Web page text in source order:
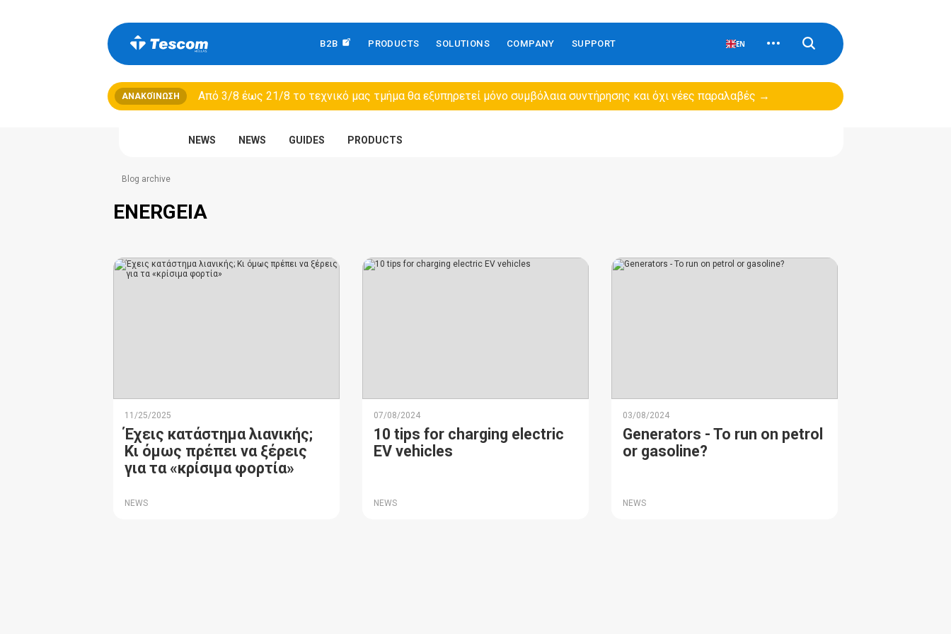
B2B PRODUCTS SOLUTIONS COMPANY SUPPORT EN
ΑΝΑΚΟΊΝΩΣΗ Από 3/8 έως 21/8 τo τεχνικό μας τμήμα θα εξυπηρετεί μόνο συμβόλαια συντήρησης και όχι νέες παραλαβές →
NEWS NEWS GUIDES PRODUCTS
Blog archive
ENERGEIA
11/25/2025
Έχεις κατάστημα λιανικής;
Κι όμως πρέπει να ξέρεις
για τα «κρίσιμα φορτία»
NEWS
07/08/2024
10 tips for charging electric
EV vehicles
NEWS
03/08/2024
Generators - To run on petrol
or gasoline?
NEWS